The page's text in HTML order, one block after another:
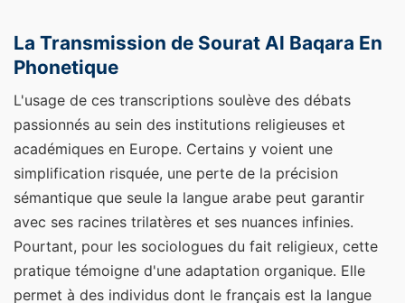
La Transmission de Sourat Al Baqara En
Phonetique
L'usage de ces transcriptions soulève des débats
passionnés au sein des institutions religieuses et
académiques en Europe. Certains y voient une
simplification risquée, une perte de la précision
sémantique que seule la langue arabe peut garantir
avec ses racines trilatères et ses nuances infinies.
Pourtant, pour les sociologues du fait religieux, cette
pratique témoigne d'une adaptation organique. Elle
permet à des individus dont le français est la langue